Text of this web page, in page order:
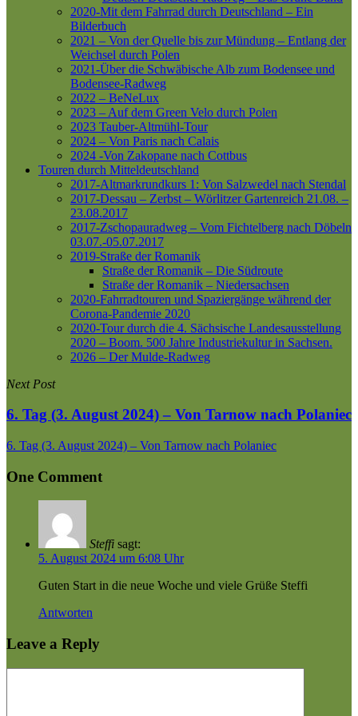
2020-Mit dem Fahrrad durch Deutschland – Ein
Bilderbuch
2021 – Von der Quelle bis zur Mündung – Entlang der
Weichsel durch Polen
2021-Über die Schwäbische Alb zum Bodensee und
Bodensee-Radweg
2022 – BeNeLux
2023 – Auf dem Green Velo durch Polen
2023 Tauber-Altmühl-Tour
2024 – Von Paris nach Calais
2024 -Von Zakopane nach Cottbus
Touren durch Mitteldeutschland
2017-Altmarkrundkurs 1: Von Salzwedel nach Stendal
2017-Dessau – Zerbst – Wörlitzer Gartenreich 21.08. –
23.08.2017
2017-Zschopauradweg – Vom Fichtelberg nach Döbeln
03.07.-05.07.2017
2019-Straße der Romanik
Straße der Romanik – Die Südroute
Straße der Romanik – Niedersachsen
2020-Fahrradtouren und Spaziergänge während der
Corona-Pandemie 2020
2020-Tour durch die 4. Sächsische Landesausstellung
2020 – Boom. 500 Jahre Industriekultur in Sachsen.
2026 – Der Mulde-Radweg
Next Post
6. Tag (3. August 2024) – Von Tarnow nach Polaniec
6. Tag (3. August 2024) – Von Tarnow nach Polaniec
One Comment
Steffi sagt:
5. August 2024 um 6:08 Uhr
Guten Start in die neue Woche und viele Grüße Steffi
Antworten
Leave a Reply